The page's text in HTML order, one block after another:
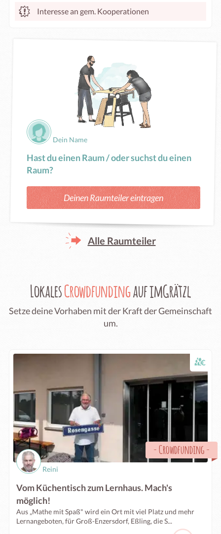
Interesse an gem. Kooperationen
Dein Name
Hast du einen Raum / oder suchst du einen
Raum?
Deinen Raumteiler eintragen
Alle Raumteiler
LokalesCrowdfundingauf imGrätzl
Setze deine Vorhaben mit der Kraft der Gemeinschaft
um.
-Crowdfunding-
Reini
Vom Küchentisch zum Lernhaus. Mach's
möglich!
Aus „Mathe mit Spaß" wird ein Ort mit viel Platz und mehr
Lernangeboten, für Groß-Enzersdorf, Eßling, die S...